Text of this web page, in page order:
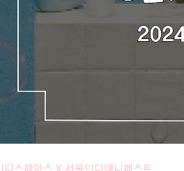
디스페이스 X 서울인디애니페스트